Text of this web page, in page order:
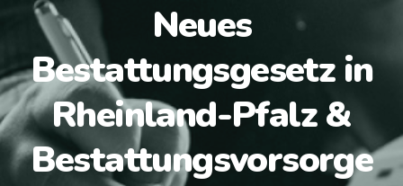
Neues
Bestattungsgesetz in
Rheinland-Pfalz &
Bestattungsvorsorge